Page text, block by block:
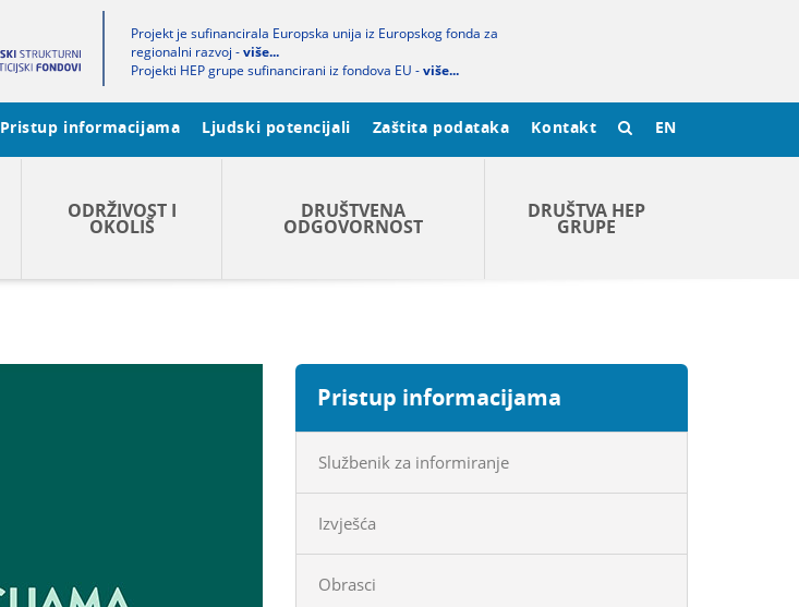
Projekt je sufinancirala Europska unija iz Europskog fonda za
regionalni razvoj -više...
Projekti HEP grupe sufinancirani iz fondova EU -više...
Pristup informacijama Ljudski potencijali Zaštita podataka Kontakt EN
ODRŽIVOST I
OKOLIŠ
DRUŠTVENA
ODGOVORNOST
DRUŠTVA HEP
GRUPE
Pristup informacijama
Službenik za informiranje
Izvješća
Obrasci